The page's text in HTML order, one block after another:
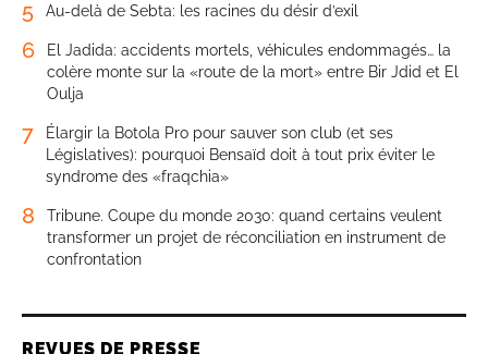
5 Au-delà de Sebta: les racines du désir d’exil
6
El Jadida: accidents mortels, véhicules endommagés… la
colère monte sur la «route de la mort» entre Bir Jdid et El
Oulja
7
Élargir la Botola Pro pour sauver son club (et ses
Législatives): pourquoi Bensaïd doit à tout prix éviter le
syndrome des «fraqchia»
8
Tribune. Coupe du monde 2030: quand certains veulent
transformer un projet de réconciliation en instrument de
confrontation
REVUES DE PRESSE